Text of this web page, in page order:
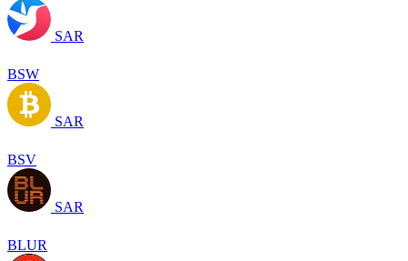
SAR
BSW
SAR
BSV
SAR
BLUR